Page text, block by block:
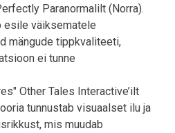
Paranormalilt (Norra).
esile väiksematele
mängude tippkvaliteeti,
ei tunne
Other Tales Interactive’ilt
tunnustab visuaalset ilu ja
mis muudab